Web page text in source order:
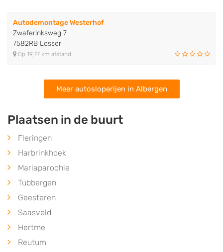
Autodemontage Westerhof
Zwaferinksweg 7
7582RB Losser
Op 19,77 km afstand
Meer autosloperijen in Albergen
Plaatsen in de buurt
Fleringen
Harbrinkhoek
Mariaparochie
Tubbergen
Geesteren
Saasveld
Hertme
Reutum